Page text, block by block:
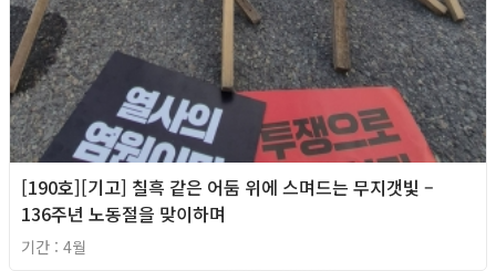
[190호][기고] 칠흑 같은 어둠 위에 스며드는 무지갯빛 –
136주년 노동절을 맞이하며
기간 : 4월